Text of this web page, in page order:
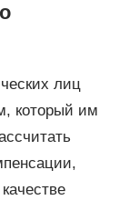
лиц
который им